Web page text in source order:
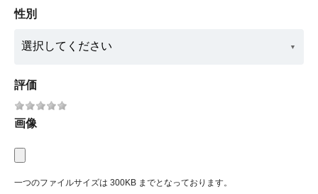
性別
評価
画像
一つのファイルサイズは 300KB までとなっております。